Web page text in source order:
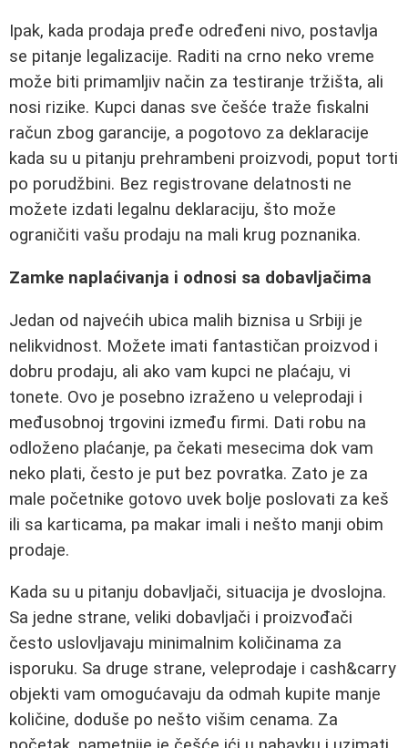
Ipak, kada prodaja pređe određeni nivo, postavlja
se pitanje legalizacije. Raditi na crno neko vreme
može biti primamljiv način za testiranje tržišta, ali
nosi rizike. Kupci danas sve češće traže fiskalni
račun zbog garancije, a pogotovo za deklaracije
kada su u pitanju prehrambeni proizvodi, poput torti
po porudžbini. Bez registrovane delatnosti ne
možete izdati legalnu deklaraciju, što može
ograničiti vašu prodaju na mali krug poznanika.
Zamke naplaćivanja i odnosi sa dobavljačima
Jedan od najvećih ubica malih biznisa u Srbiji je
nelikvidnost. Možete imati fantastičan proizvod i
dobru prodaju, ali ako vam kupci ne plaćaju, vi
tonete. Ovo je posebno izraženo u veleprodaji i
međusobnoj trgovini između firmi. Dati robu na
odloženo plaćanje, pa čekati mesecima dok vam
neko plati, često je put bez povratka. Zato je za
male početnike gotovo uvek bolje poslovati za keš
ili sa karticama, pa makar imali i nešto manji obim
prodaje.
Kada su u pitanju dobavljači, situacija je dvoslojna.
Sa jedne strane, veliki dobavljači i proizvođači
često uslovljavaju minimalnim količinama za
isporuku. Sa druge strane, veleprodaje i cash&carry
objekti vam omogućavaju da odmah kupite manje
količine, doduše po nešto višim cenama. Za